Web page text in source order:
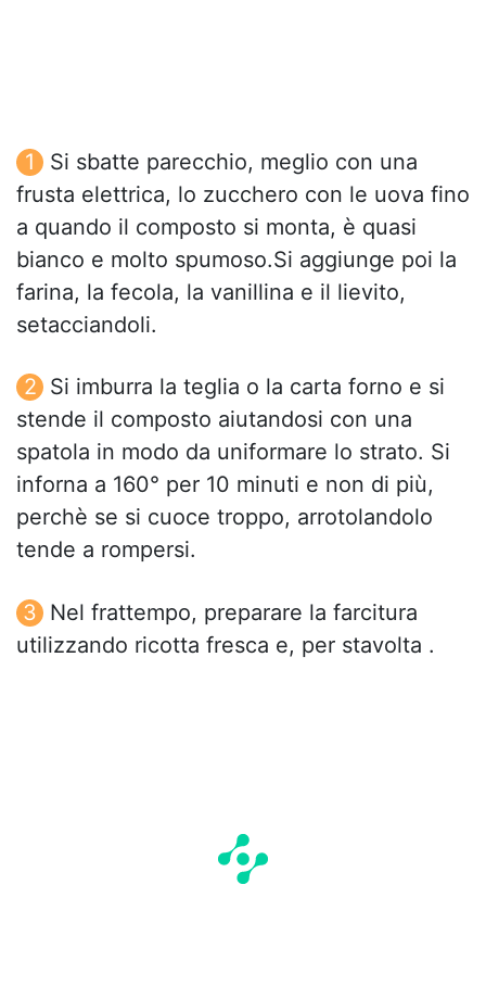
Si sbatte parecchio, meglio con una
frusta elettrica, lo zucchero con le uova fino
a quando il composto si monta, è quasi
bianco e molto spumoso.Si aggiunge poi la
farina, la fecola, la vanillina e il lievito,
setacciandoli.
Si imburra la teglia o la carta forno e si
stende il composto aiutandosi con una
spatola in modo da uniformare lo strato. Si
inforna a 160° per 10 minuti e non di più,
perchè se si cuoce troppo, arrotolandolo
tende a rompersi.
Nel frattempo, preparare la farcitura
utilizzando ricotta fresca e, per stavolta .